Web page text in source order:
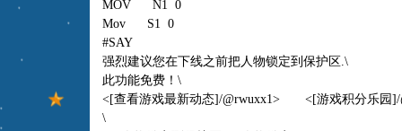
MOV N1 0
Mov S1 0
#SAY
强烈建议您在下线之前把人物锁定到保护区.\
此功能免费！\
<[查看游戏最新动态]/@rwuxx1> <[游戏积分乐园]/
\